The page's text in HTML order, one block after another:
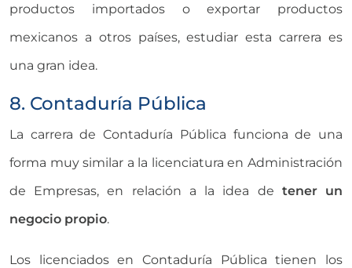
productos importados o exportar productos
mexicanos a otros países, estudiar esta carrera es
una gran idea.
8. Contaduría Pública
La carrera de Contaduría Pública funciona de una
forma muy similar a la licenciatura en Administración
de Empresas, en relación a la idea de tener un
negocio propio.
Los licenciados en Contaduría Pública tienen los